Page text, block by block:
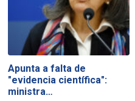
Apunta a falta de
"evidencia científica":
ministra…